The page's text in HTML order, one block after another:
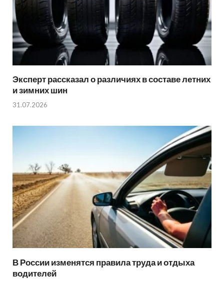
Эксперт рассказал о различиях в составе летних
и зимних шин
31.07.2026
В России изменятся правила труда и отдыха
водителей